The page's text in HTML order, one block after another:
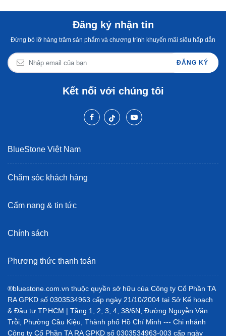
Đăng ký nhận tin
Đừng bỏ lỡ hàng trăm sản phẩm và chương trình khuyến mãi siêu hấp dẫn
ĐĂNG KÝ
Kết nối với chúng tôi
BlueStone Việt Nam
Chăm sóc khách hàng
Cẩm nang & tin tức
Chính sách
Phương thức thanh toán
®bluestone.com.vn thuộc quyền sở hữu của Công ty Cổ Phần TA
RA GPKD số 0303534963 cấp ngày 21/10/2004 tại Sở Kế hoạch
& Đầu tư TP.HCM | Tầng 1, 2, 3, 4, 38/6N, Đường Nguyễn Văn
Trỗi, Phường Cầu Kiệu, Thành phố Hồ Chí Minh --- Chi nhánh
Công ty Cổ Phần TA RA GPKD số 0303534963-003 cấp ngày